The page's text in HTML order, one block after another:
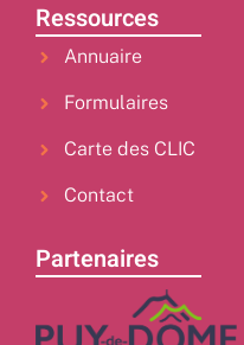
Ressources
Annuaire
Formulaires
Carte des CLIC
Contact
Partenaires